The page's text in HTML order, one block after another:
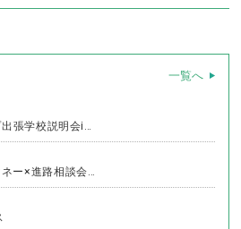
一覧へ
出張学校説明会i…
ー×進路相談会…